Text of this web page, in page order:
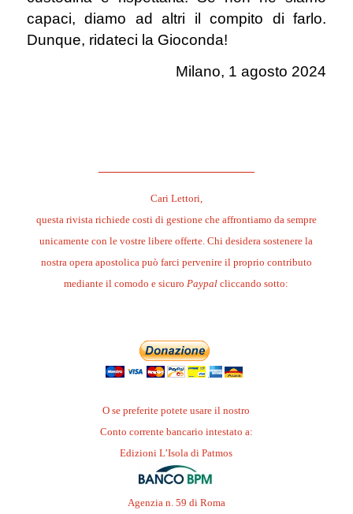
capaci, diamo ad altri il compito di farlo.
Dunque, ridateci la Gioconda!
Milano, 1 agosto 2024
Cari Lettori,
questa rivista richiede costi di gestione che affrontiamo da sempre
unicamente con le vostre libere offerte. Chi desidera sostenere la
nostra opera apostolica può farci pervenire il proprio contributo
mediante il comodo e sicuro Paypal cliccando sotto:
O se preferite potete usare il nostro
Conto corrente bancario intestato a:
Edizioni L’Isola di Patmos
Agenzia n. 59 di Roma